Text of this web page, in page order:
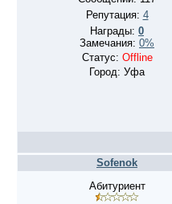
Репутация: 4
Награды: 0
Замечания: 0%
Статус: Offline
Город: Уфа
Sofenok
Абитуриент